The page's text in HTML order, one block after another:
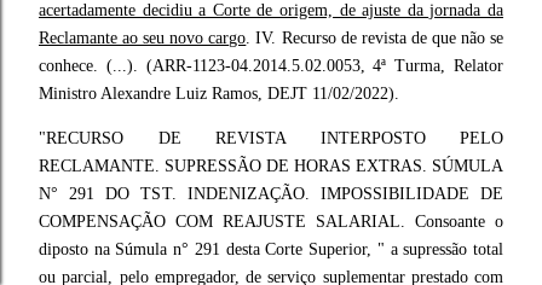
acertadamente decidiu a Corte de origem, de ajuste da jornada da
Reclamante ao seu novo cargo. IV. Recurso de revista de que não se
conhece. (...). (ARR-1123-04.2014.5.02.0053, 4ª Turma, Relator
Ministro Alexandre Luiz Ramos, DEJT 11/02/2022).
"RECURSO DE REVISTA INTERPOSTO PELO
RECLAMANTE. SUPRESSÃO DE HORAS EXTRAS. SÚMULA
N° 291 DO TST. INDENIZAÇÃO. IMPOSSIBILIDADE DE
COMPENSAÇÃO COM REAJUSTE SALARIAL. Consoante o
diposto na Súmula n° 291 desta Corte Superior, " a supressão total
ou parcial, pelo empregador, de serviço suplementar prestado com